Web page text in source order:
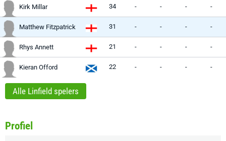
Kirk Millar 34 - - - -
Matthew Fitzpatrick 31 - - - -
Rhys Annett 21 - - - -
Kieran Offord 22 - - - -
Alle Linfield spelers
Profiel